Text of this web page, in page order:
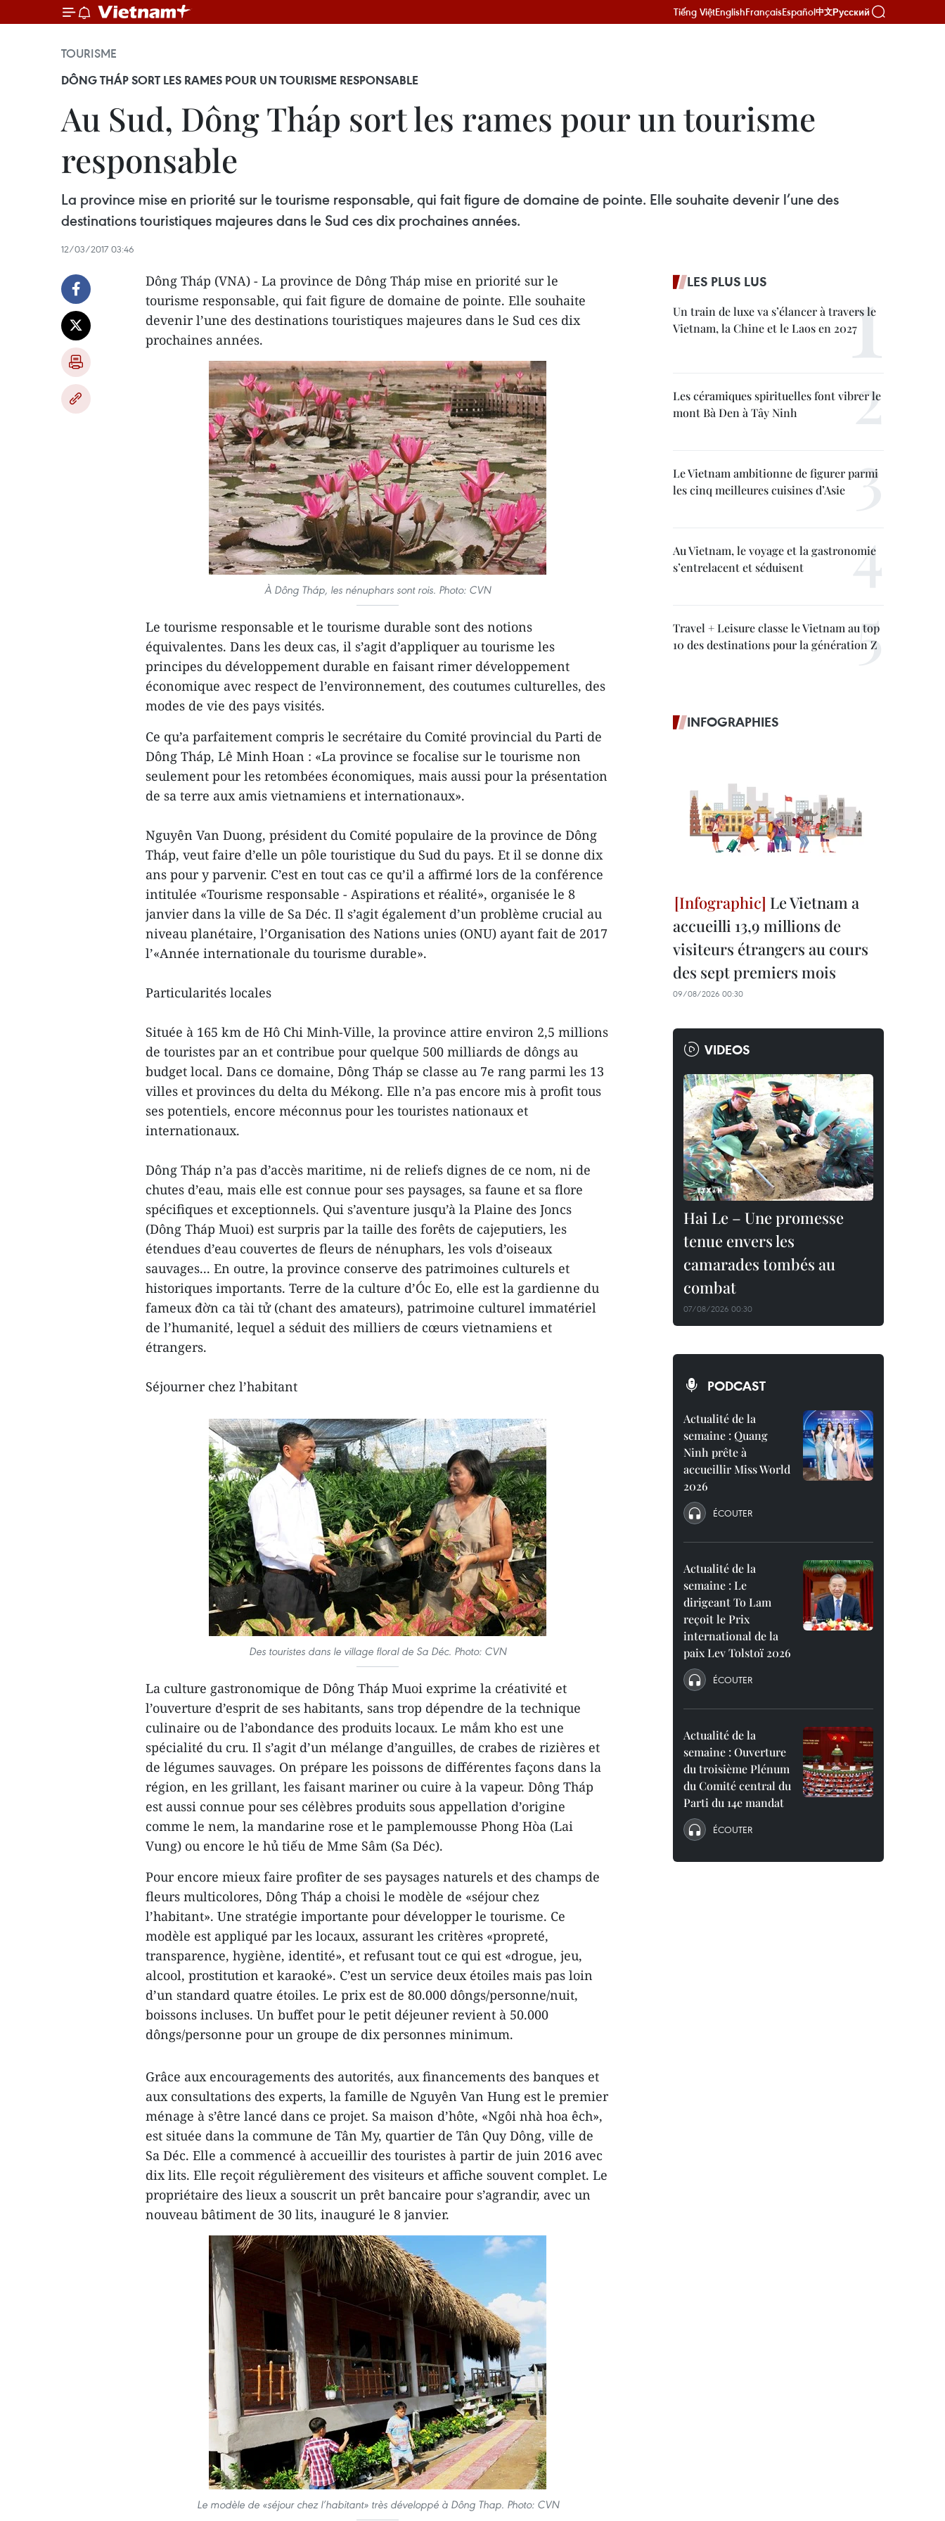
Tiếng ViệtEnglishFrançaisEspañol中文Русский
TOURISME
DÔNG THÁP SORT LES RAMES POUR UN TOURISME RESPONS​ABLE
Au Sud, Dông Tháp sort les rames pour un tourisme
respons​able
La province mise en priorité sur le tourisme responsable, qui fait figure de domaine de pointe. Elle souhaite devenir l’une des
destinations touristiques majeures dans le Sud ces dix prochaines années.
12/03/2017 03:46
Dông Tháp (VNA) - La province de Dông Tháp mise en priorité sur le
tourisme responsable, qui fait figure de domaine de pointe. Elle souhaite
devenir l’une des destinations touristiques majeures dans le Sud ces dix
prochaines années.
À Dông Tháp, les nénuphars sont rois. Photo: CVN
Le tourisme responsable et le tourisme durable sont des notions
équivalentes. Dans les deux cas, il s’agit d’appliquer au tourisme les
principes du développement durable en faisant rimer développement
économique avec respect de l’environnement, des coutumes culturelles, des
modes de vie des pays visités.
Ce qu’a parfaitement compris le secrétaire du Comité provincial du Parti de
Dông Tháp, Lê Minh Hoan : «La province se focalise sur le tourisme non
seulement pour les retombées économiques, mais aussi pour la présentation
de sa terre aux amis vietnamiens et internationaux».
Nguyên Van Duong, président du Comité populaire de la province de Dông
Tháp, veut faire d’elle un pôle touristique du Sud du pays. Et il se donne dix
ans pour y parvenir. C’est en tout cas ce qu’il a affirmé lors de la conférence
intitulée «Tourisme responsable - Aspirations et réalité», organisée le 8
janvier dans la ville de Sa Déc. Il s’agit également d’un problème crucial au
niveau planétaire, l’Organisation des Nations unies (ONU) ayant fait de 2017
l’«Année internationale du tourisme durable».
Particularités locales
Située à 165 km de Hô Chi Minh-Ville, la province attire environ 2,5 millions
de touristes par an et contribue pour quelque 500 milliards de dôngs au
budget local. Dans ce domaine, Dông Tháp se classe au 7e rang parmi les 13
villes et provinces du delta du Mékong. Elle n’a pas encore mis à profit tous
ses potentiels, encore méconnus pour les touristes nationaux et
internationaux.
Dông Tháp n’a pas d’accès maritime, ni de reliefs dignes de ce nom, ni de
chutes d’eau, mais elle est connue pour ses paysages, sa faune et sa flore
spécifiques et exceptionnels. Qui s’aventure jusqu’à la Plaine des Joncs
(Dông Tháp Muoi) est surpris par la taille des forêts de cajeputiers, les
étendues d’eau couvertes de fleurs de nénuphars, les vols d’oiseaux
sauvages... En outre, la province conserve des patrimoines culturels et
historiques importants. Terre de la culture d’Óc Eo, elle est la gardienne du
fameux đờn ca tài tử (chant des amateurs), patrimoine culturel immatériel
de l’humanité, lequel a séduit des milliers de cœurs vietnamiens et
étrangers.
Séjourner chez l’habitant
Des touristes dans le village floral de Sa Déc. Photo: CVN
La culture gastronomique de Dông Tháp Muoi exprime la créativité et
l’ouverture d’esprit de ses habitants, sans trop dépendre de la technique
culinaire ou de l’abondance des produits locaux. Le mắm kho est une
spécialité du cru. Il s’agit d’un mélange d’anguilles, de crabes de rizières et
de légumes sauvages. On prépare les poissons de différentes façons dans la
région, en les grillant, les faisant mariner ou cuire à la vapeur. Dông Tháp
est aussi connue pour ses célèbres produits sous appellation d’origine
comme le nem, la mandarine rose et le pamplemousse Phong Hòa (Lai
Vung) ou encore le hủ tiếu de Mme Sâm (Sa Déc).
Pour encore mieux faire profiter de ses paysages naturels et des champs de
fleurs multicolores, Dông Tháp a choisi le modèle de «séjour chez
l’habitant». Une stratégie importante pour développer le tourisme. Ce
modèle est appliqué par les locaux, assurant les critères «propreté,
transparence, hygiène, identité», et refusant tout ce qui est «drogue, jeu,
alcool, prostitution et karaoké». C’est un service deux étoiles mais pas loin
d’un standard quatre étoiles. Le prix est de 80.000 dôngs/personne/nuit,
boissons incluses. Un buffet pour le petit déjeuner revient à 50.000
dôngs/personne pour un groupe de dix personnes minimum.
Grâce aux encouragements des autorités, aux financements des banques et
aux consultations des experts, la famille de Nguyên Van Hung est le premier
ménage à s’être lancé dans ce projet. Sa maison d’hôte, «Ngôi nhà hoa êch»,
est située dans la commune de Tân My, quartier de Tân Quy Dông, ville de
Sa Déc. Elle a commencé à accueillir des touristes à partir de juin 2016 avec
dix lits. Elle reçoit régulièrement des visiteurs et affiche souvent complet. Le
propriétaire des lieux a souscrit un prêt bancaire pour s’agrandir, avec un
nouveau bâtiment de 30 lits, inauguré le 8 janvier.
Le modèle de «séjour chez l’habitant» très développé à Dông Thap. Photo: CVN
LES PLUS LUS
Un train de luxe va s’élancer à travers le
Vietnam, la Chine et le Laos en 2027
Les céramiques spirituelles font vibrer le
mont Bà Den à Tây Ninh
Le Vietnam ambitionne de figurer parmi
les cinq meilleures cuisines d’Asie
Au Vietnam, le voyage et la gastronomie
s’entrelacent et séduisent
Travel + Leisure classe le Vietnam au top
10 des destinations pour la génération Z
INFOGRAPHIES
Le Vietnam a
accueilli 13,9 millions de
visiteurs étrangers au cours
des sept premiers mois
09/08/2026 00:30
VIDEOS
Hai Le – Une promesse
tenue envers les
camarades tombés au
combat
07/08/2026 00:30
PODCAST
Actualité de la
semaine : Quang
Ninh prête à
accueillir Miss World
2026
ÉCOUTER
Actualité de la
semaine : Le
dirigeant To Lam
reçoit le Prix
international de la
paix Lev Tolstoï 2026
ÉCOUTER
Actualité de la
semaine : Ouverture
du troisième Plénum
du Comité central du
Parti du 14e mandat
ÉCOUTER